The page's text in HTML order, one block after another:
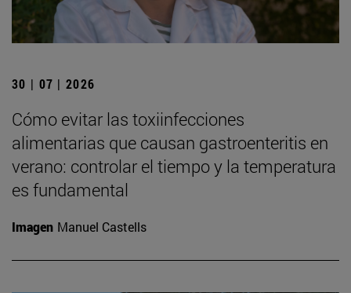
30 | 07 | 2026
Cómo evitar las toxiinfecciones
alimentarias que causan gastroenteritis en
verano: controlar el tiempo y la temperatura
es fundamental
Imagen Manuel Castells